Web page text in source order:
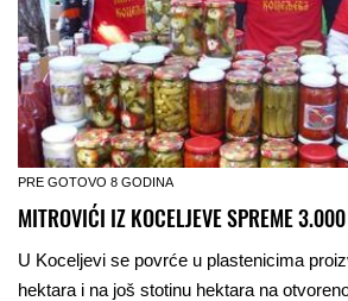
PRE GOTOVO 8 GODINA
MITROVIĆI IZ KOCELJEVE SPREME
U Koceljevi se povrće u plastenicima
hektara i na još stotinu hektara na